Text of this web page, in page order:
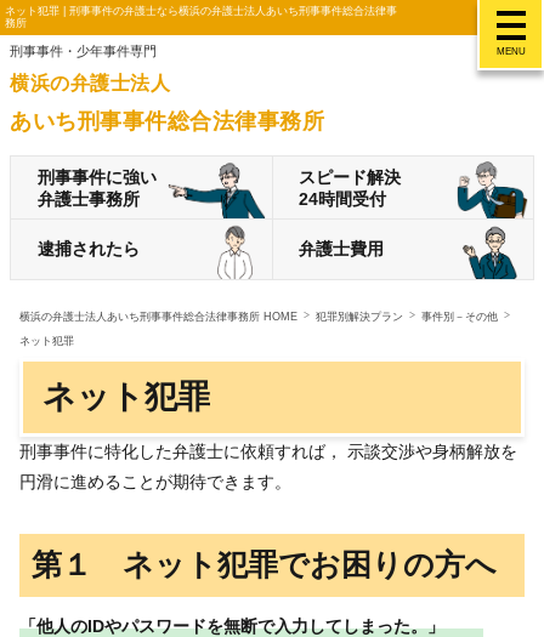
MENU
ネット犯罪 | 刑事事件の弁護士なら横浜の弁護士法人あいち刑事事件総合法律事
務所
刑事事件・少年事件専門
横浜の弁護士法人
あいち刑事事件総合法律事務所
刑事事件に強い
弁護士事務所
スピード解決
24時間受付
逮捕されたら 弁護士費用
横浜の弁護士法人あいち刑事事件総合法律事務所 HOME 犯罪別解決プラン
事件別－その他
ネット犯罪
ネット犯罪
刑事事件に特化した弁護士に依頼すれば， 示談交渉や身柄解放を
円滑に進めることが期待できます。
第１ ネット犯罪でお困りの方へ
「他人のIDやパスワードを無断で入力してしまった。」